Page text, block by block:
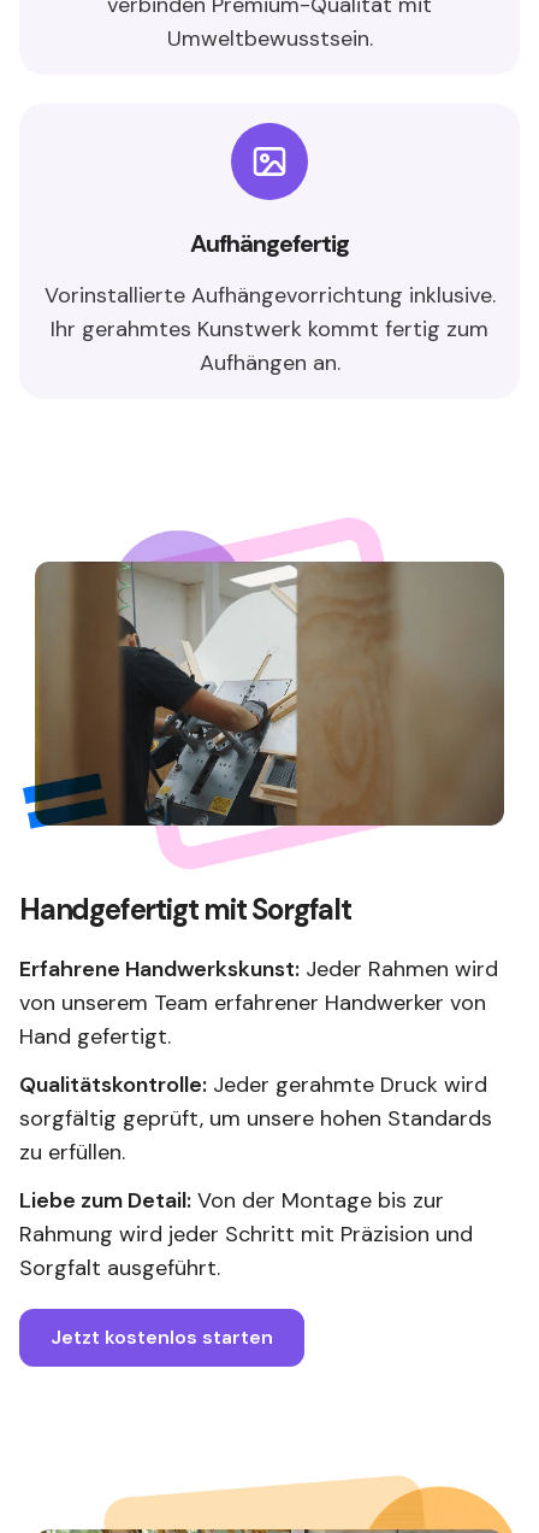
Umweltbewusstsein.
Aufhängefertig
Vorinstallierte Aufhängevorrichtung inklusive.
Ihr gerahmtes Kunstwerk kommt fertig zum
Aufhängen an.
Handgefertigt mit Sorgfalt
Erfahrene Handwerkskunst: Jeder Rahmen wird
von unserem Team erfahrener Handwerker von
Hand gefertigt.
Qualitätskontrolle: Jeder gerahmte Druck wird
sorgfältig geprüft, um unsere hohen Standards
zu erfüllen.
Liebe zum Detail: Von der Montage bis zur
Rahmung wird jeder Schritt mit Präzision und
Sorgfalt ausgeführt.
Jetzt kostenlos starten